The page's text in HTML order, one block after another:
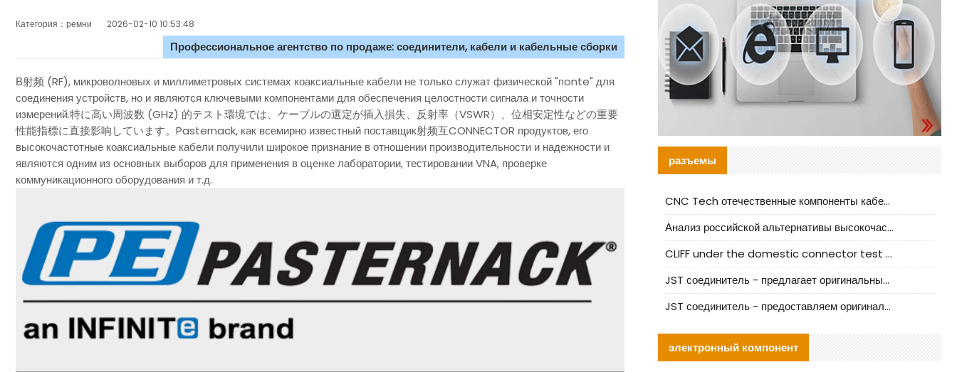
Категория：ремни 2026-02-10 10:53:48
Профессиональное агентство по продаже: соединители, кабели и кабельные сборки
В射频 (RF), микроволновых и миллиметровых системах коаксиальные кабели не только служат физической "пonte" для
соединения устройств, но и являются ключевыми компонентами для обеспечения целостности сигнала и точности
измерений.特に高い周波数 (GHz) 的テスト環境では、ケーブルの選定が插入損失、反射率（VSWR）、位相安定性などの重要
性能指標に直接影响しています。Pasternack, как всемирно известный поставщик射频互CONNECTOR продуктов, его
высокочастотные коаксиальные кабели получили широкое признание в отношении производительности и надежности и
являются одним из основных выборов для применения в оценке лаборатории, тестировании VNA, проверке
коммуникационного оборудования и т.д.
разъемы
CNC Tech отечественные компоненты кабельной арматуры оценка и руководство по производственному внедрению
Анализ российской альтернативы высокочастотных кабельных колодцев I-PEX
CLIFF under the domestic connector test standard update
JST соединитель - предлагает оригинальные и заменяющие JST NSHR-02V-S соединители
JST соединитель - предоставляем оригинальные JST GHR-09V-S соединители и их аналоги
электронный компонент